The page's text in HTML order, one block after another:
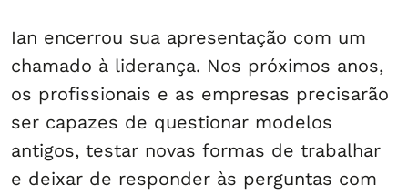
Ian encerrou sua apresentação com um
chamado à liderança. Nos próximos anos,
os profissionais e as empresas precisarão
ser capazes de questionar modelos
antigos, testar novas formas de trabalhar
e deixar de responder às perguntas com